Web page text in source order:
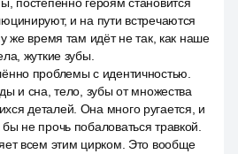
и на пути встречаются
же время там идёт не так, как наше
жуткие зубы.
проблемы с идентичностью.
и сна, тело, зубы от множества
деталей. Она много ругается, и
не прочь побаловаться травкой.
всем этим цирком. Это вообще